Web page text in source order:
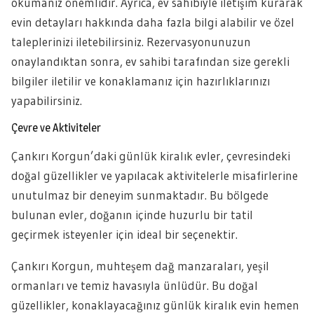
evin detayları hakkında daha fazla bilgi alabilir ve özel
taleplerinizi iletebilirsiniz. Rezervasyonunuzun
onaylandıktan sonra, ev sahibi tarafından size gerekli
bilgiler iletilir ve konaklamanız için hazırlıklarınızı
yapabilirsiniz.
Çevre ve Aktiviteler
Çankırı Korgun’daki günlük kiralık evler, çevresindeki
doğal güzellikler ve yapılacak aktivitelerle misafirlerine
unutulmaz bir deneyim sunmaktadır. Bu bölgede
bulunan evler, doğanın içinde huzurlu bir tatil
geçirmek isteyenler için ideal bir seçenektir.
Çankırı Korgun, muhteşem dağ manzaraları, yeşil
ormanları ve temiz havasıyla ünlüdür. Bu doğal
güzellikler, konaklayacağınız günlük kiralık evin hemen